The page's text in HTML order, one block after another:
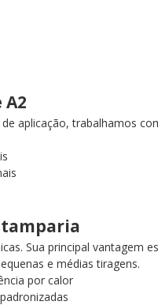
aplicação, trabalhamos
Sua principal vantagem
e médias tiragens.
por calor